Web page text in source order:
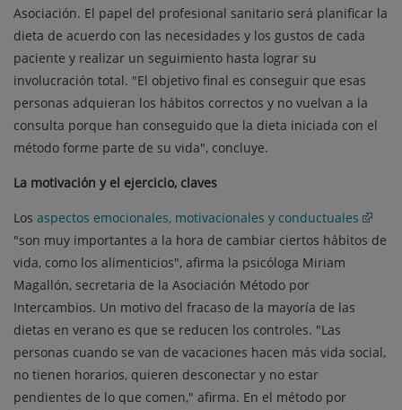
Asociación. El papel del profesional sanitario será planificar la
dieta de acuerdo con las necesidades y los gustos de cada
paciente y realizar un seguimiento hasta lograr su
involucración total. "El objetivo final es conseguir que esas
personas adquieran los hábitos correctos y no vuelvan a la
consulta porque han conseguido que la dieta iniciada con el
método forme parte de su vida", concluye.
La motivación y el ejercicio, claves
Los aspectos emocionales, motivacionales y conductuales
"son muy importantes a la hora de cambiar ciertos hábitos de
vida, como los alimenticios", afirma la psicóloga Miriam
Magallón, secretaria de la Asociación Método por
Intercambios. Un motivo del fracaso de la mayoría de las
dietas en verano es que se reducen los controles. "Las
personas cuando se van de vacaciones hacen más vida social,
no tienen horarios, quieren desconectar y no estar
pendientes de lo que comen," afirma. En el método por